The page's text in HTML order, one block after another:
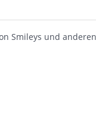
Smileys und